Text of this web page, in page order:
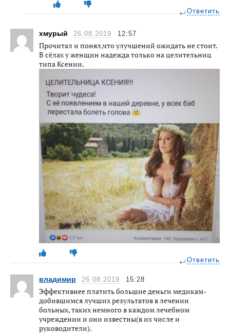
Ответить
хмурый 26.08.2019 12:57
Прочитал и понял,что улучшений ожидать не стоит.
В сёлах у женщин надежда только на целительниц
типа Ксении.
Ответить
владимир 26.08.2019 15:28
Эффективнее платить большие деньги медикам-
добившимся лучших результатов в лечении
больных, таких немного в каждом лечебном
учреждении и они известны(в их числе и
руководители).